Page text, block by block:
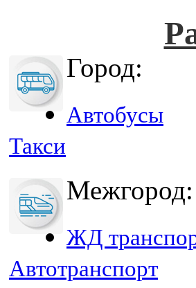
Город:
Автобусы
Такси
Межгород:
ЖД
Автотранспорт